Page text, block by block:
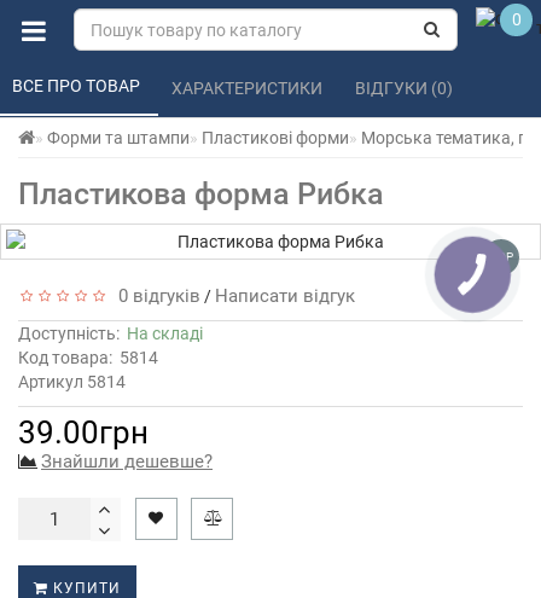
0
Форми та штампи Пластикові форми Морська тематика,
Пластикова форма Рибка
ВСЕ ПРО ТОВАР ХАРАКТЕРИСТИКИ ВІДГУКИ (0)
TOP
0 відгуків / Написати відгук
Доступність: На складі
Код товара: 5814
Артикул 5814
39.00грн
Знайшли дешевше?
КУПИТИ